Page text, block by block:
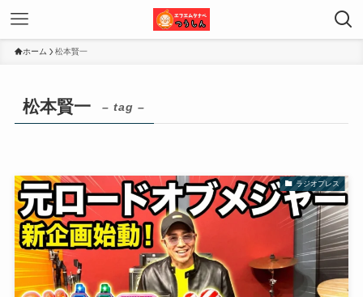
ホーム 松本賢一
松本賢一 – tag –
ラジオプレス